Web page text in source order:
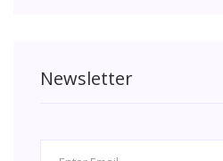
Newsletter